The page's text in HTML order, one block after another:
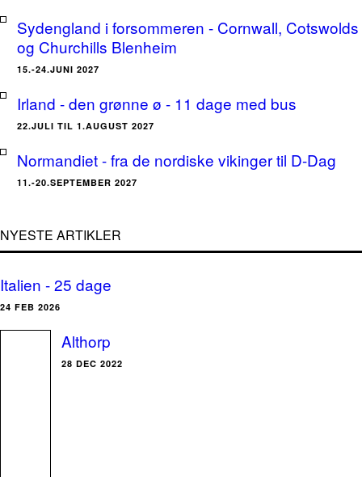
Sydengland i forsommeren - Cornwall, Cotswolds
og Churchills Blenheim
15.-24.JUNI 2027
Irland - den grønne ø - 11 dage med bus
22.JULI TIL 1.AUGUST 2027
Normandiet - fra de nordiske vikinger til D-Dag
11.-20.SEPTEMBER 2027
NYESTE ARTIKLER
Italien - 25 dage
24 FEB 2026
Althorp
28 DEC 2022